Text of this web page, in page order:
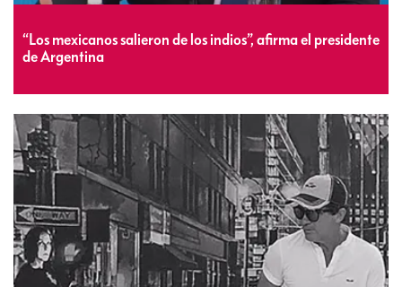
“Los mexicanos salieron de los indios”, afirma el presidente
de Argentina